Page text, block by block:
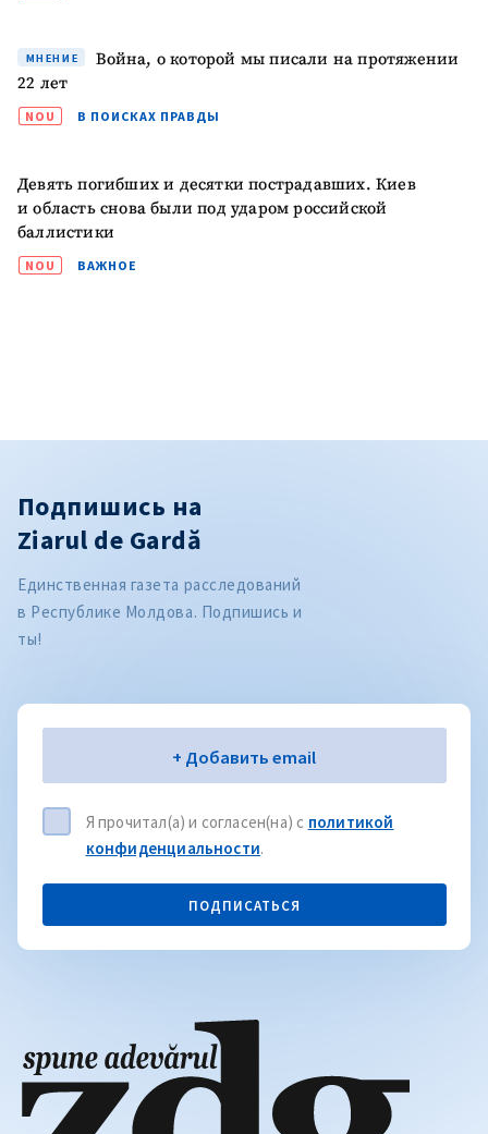
МНЕНИЕ
Война, о которой мы писали на протяжении
22 лет
NOU В ПОИСКАХ ПРАВДЫ
Девять погибших и десятки пострадавших. Киев
и область снова были под ударом российской
баллистики
NOU ВАЖНОЕ
Подпишись на
Ziarul de Gardă
Единственная газета расследований
в Республике Молдова. Подпишись и
ты!
Электронная почта+ Добавить email
Я прочитал(а) и согласен(на) с политикой
конфиденциальности.
ПОДПИСАТЬСЯ